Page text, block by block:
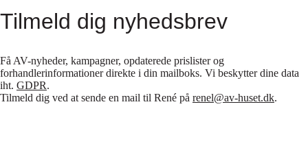
Tilmeld dig nyhedsbrev
Få AV-nyheder, kampagner, opdaterede prislister og
forhandlerinformationer direkte i din mailboks. Vi beskytter dine data
iht. GDPR.
Tilmeld dig ved at sende en mail til René på renel@av-huset.dk.